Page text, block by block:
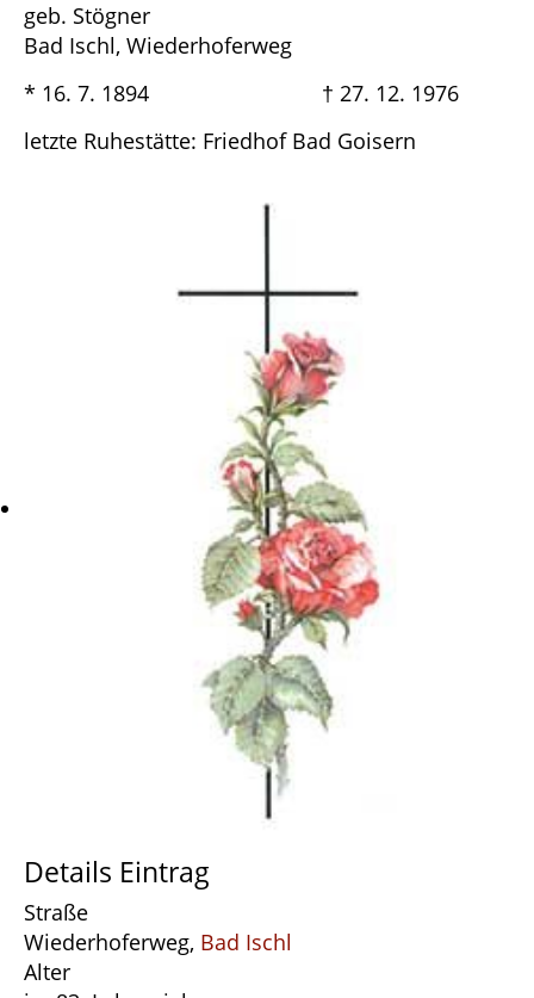
geb. Stögner
Bad Ischl, Wiederhoferweg
* 16. 7. 1894 † 27. 12. 1976
letzte Ruhestätte: Friedhof Bad Goisern
Details Eintrag
Straße
Wiederhoferweg, Bad Ischl
Alter